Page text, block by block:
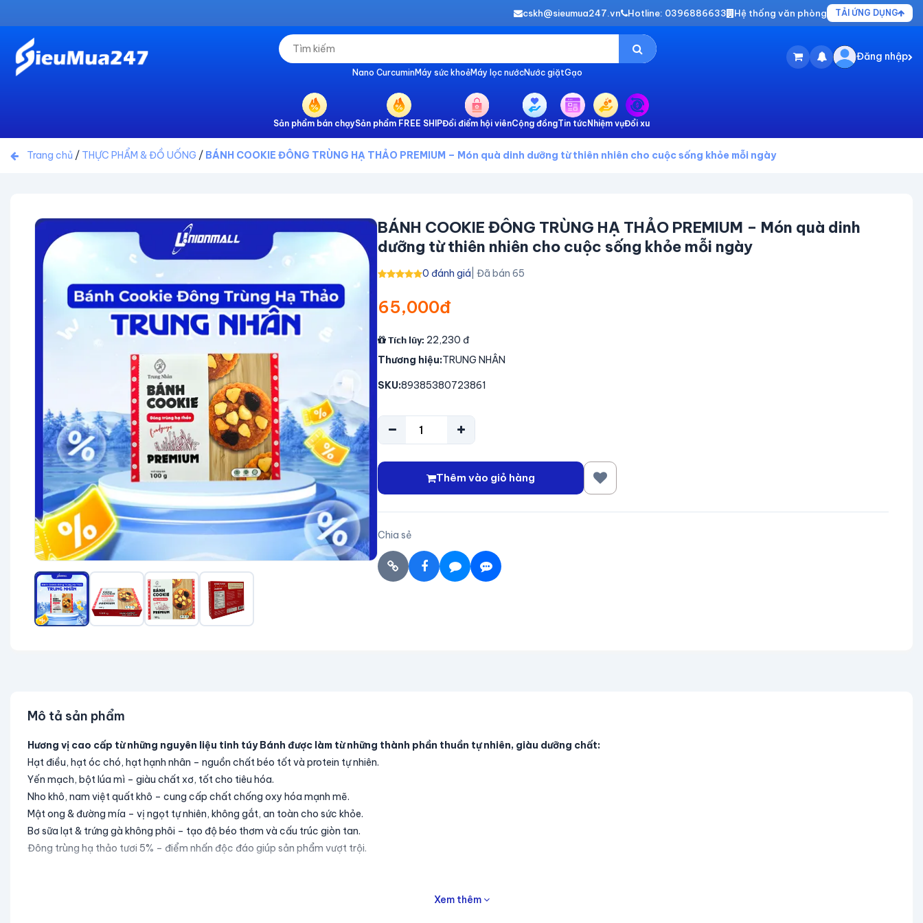
cskh@sieumua247.vn Hotline: 0396886633 Hệ thống văn phòng TẢI ỨNG DỤNG
Nano Curcumin Máy sức khoẻMáy lọc nướcNước giặtGạo
Đăng nhập
Sản phẩm bán chạySản phẩm FREE SHIPĐổi điểm hội viênCộng đồngTin tức Nhiệm vụĐổi xu
Trang chủ / THỰC PHẨM & ĐỒ UỐNG / BÁNH COOKIE ĐÔNG TRÙNG HẠ THẢO PREMIUM – Món quà dinh dưỡng từ thiên nhiên cho cuộc sống khỏe mỗi ngày
BÁNH COOKIE ĐÔNG TRÙNG HẠ THẢO PREMIUM – Món quà dinh
dưỡng từ thiên nhiên cho cuộc sống khỏe mỗi ngày
0 đánh giá | Đã bán 65
65,000đ
Tích lũy: 22,230 đ
Thương hiệu:TRUNG NHÂN
SKU:89385380723861
Thêm vào giỏ hàng
Chia sẻ
Mô tả sản phẩm
Hương vị cao cấp từ những nguyên liệu tinh túy Bánh được làm từ những thành phần thuần tự nhiên, giàu dưỡng chất:
Hạt điều, hạt óc chó, hạt hạnh nhân – nguồn chất béo tốt và protein tự nhiên.
Yến mạch, bột lúa mì – giàu chất xơ, tốt cho tiêu hóa.
Nho khô, nam việt quất khô – cung cấp chất chống oxy hóa mạnh mẽ.
Mật ong & đường mía – vị ngọt tự nhiên, không gắt, an toàn cho sức khỏe.
Bơ sữa lạt & trứng gà không phôi – tạo độ béo thơm và cấu trúc giòn tan.
Đông trùng hạ thảo tươi 5% – điểm nhấn độc đáo giúp sản phẩm vượt trội.
Xem thêm